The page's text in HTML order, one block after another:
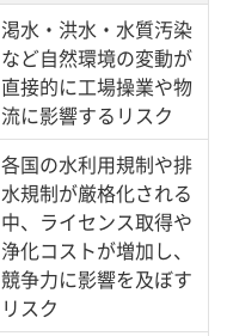
渇水・洪水・水質汚染
など自然環境の変動が
直接的に工場操業や物
流に影響するリスク
各国の水利用規制や排
水規制が厳格化される
中、ライセンス取得や
浄化コストが増加し、
競争力に影響を及ぼす
リスク